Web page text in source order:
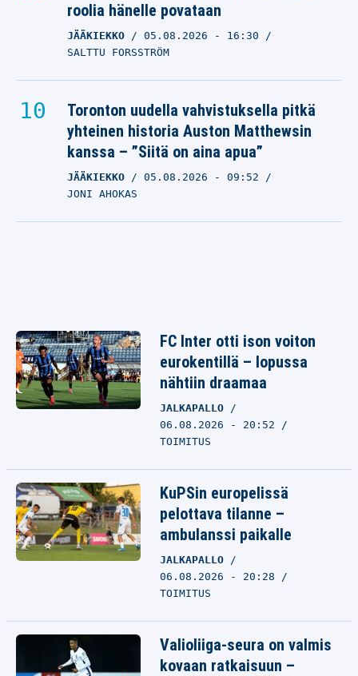
roolia hänelle povataan
JÄÄKIEKKO 05.08.2026 - 16:30
SALTTU FORSSTRÖM
Toronton uudella vahvistuksella pitkä
yhteinen historia Auston Matthewsin
kanssa – ”Siitä on aina apua”
JÄÄKIEKKO 05.08.2026 - 09:52
JONI AHOKAS
FC Inter otti ison voiton
eurokentillä – lopussa
nähtiin draamaa
JALKAPALLO
06.08.2026 - 20:52
TOIMITUS
KuPSin europelissä
pelottava tilanne –
ambulanssi paikalle
JALKAPALLO
06.08.2026 - 20:28
TOIMITUS
Valioliiga-seura on valmis
kovaan ratkaisuun –